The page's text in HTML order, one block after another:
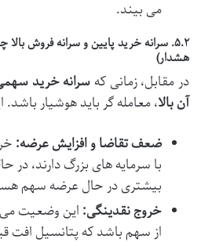
می بیند.
۵.۲. سرانه خرید پایین و سرانه فروش
هشدار)
در مقابل، زمانی که سرانه خرید
آن بالا، معامله گر باید هوشیار
ضعف تقاضا و افزایش عرضه:
با سرمایه های بزرگ دارند، در
بیشتری در حال عرضه سهم
خروج نقدینگی: این وضعیت می
از سهم باشد که پتانسیل افت